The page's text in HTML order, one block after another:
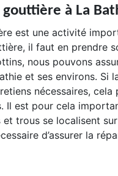
à La
est une activité
il faut en prendre
nous pouvons
et ses environs. Si
nécessaires, cela
Il est pour cela
et trous se localisent
d’assurer la